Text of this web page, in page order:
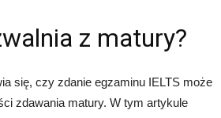
z matury?
się, czy zdanie egzaminu IELTS może
zdawania matury. W tym artykule